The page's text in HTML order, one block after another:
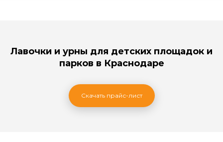
Лавочки и урны для детcких площадок и
парков в Краснодаре
Скачать прайс-лист